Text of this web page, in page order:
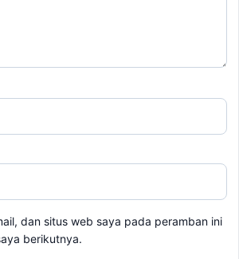
dan situs web saya pada peramban ini
berikutnya.